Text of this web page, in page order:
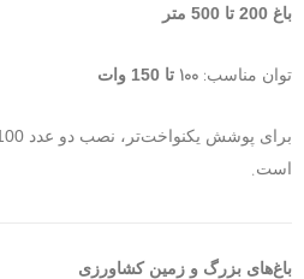
باغ 200 تا 500 متر
توان مناسب:
100 تا 150 وات
است.
باغ‌های بزرگ و زمین کشاورزی